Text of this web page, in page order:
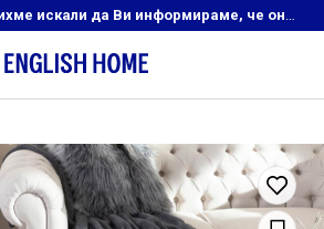
Скъпи клиенти, Бихме искали да Ви информираме, че онлайн магазинът на English Home преустановява своята дейност. Прекрасният ни и усмихнат екип ,Ви очаква в нашите физически магазини, където ще откриете любимите си продукти! Благодарим Ви, че сте част от семейството на Еnglish Home!